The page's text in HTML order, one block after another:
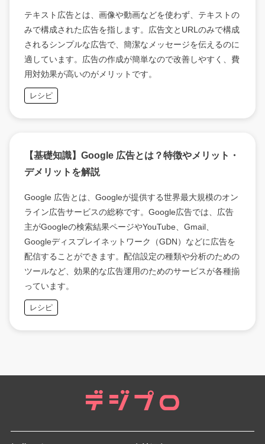
テキスト広告とは、画像や動画などを使わず、テキストの
みで構成された広告を指します。広告文とURLのみで構成
されるシンプルな広告で、簡潔なメッセージを伝えるのに
適しています。広告の作成が簡単なので改善しやすく、費
用対効果が高いのがメリットです。
レシピ
【基礎知識】Google 広告とは？特徴やメリット・
デメリットを解説
Google 広告とは、Googleが提供する世界最大規模のオン
ライン広告サービスの総称です。Google広告では、広告
主がGoogleの検索結果ページやYouTube、Gmail、
Googleディスプレイネットワーク（GDN）などに広告を
配信することができます。配信設定の種類や分析のための
ツールなど、効果的な広告運用のためのサービスが各種揃
っています。
レシピ